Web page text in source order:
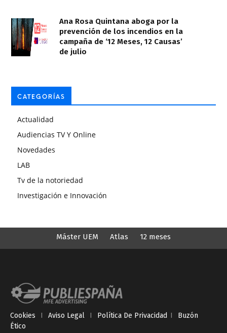
Ana Rosa Quintana aboga por la
prevención de los incendios en la
campaña de ‘12 Meses, 12 Causas’
de julio
CATEGORÍAS
Actualidad
Audiencias TV Y Online
Novedades
LAB
Tv de la notoriedad
Investigación e Innovación
Máster UEM Atlas 12 meses
Cookies I Aviso Legal I Política De Privacidad I
Buzón
Ético